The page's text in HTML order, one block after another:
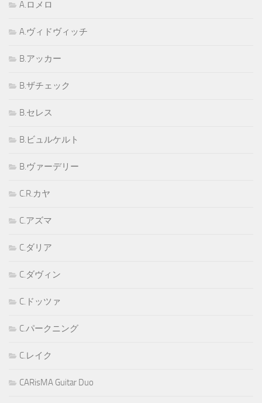
A.ロメロ
A.ヴィドヴィッチ
B.アッカー
B.ザチェック
B.セレス
B.ビュルケルト
B.ヴァーデリー
C.R.カヤ
C.アズマ
C.ダリア
C.ダヴィン
C.ドッツァ
C.パークニング
C.レイク
CARisMA Guitar Duo